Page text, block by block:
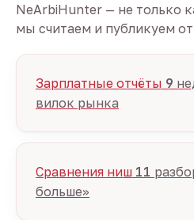
NeArbiHunter — не только
мы считаем и публикуем
Зарплатные отчёты 9
вилок рынка
Сравнения ниш 11
больше»